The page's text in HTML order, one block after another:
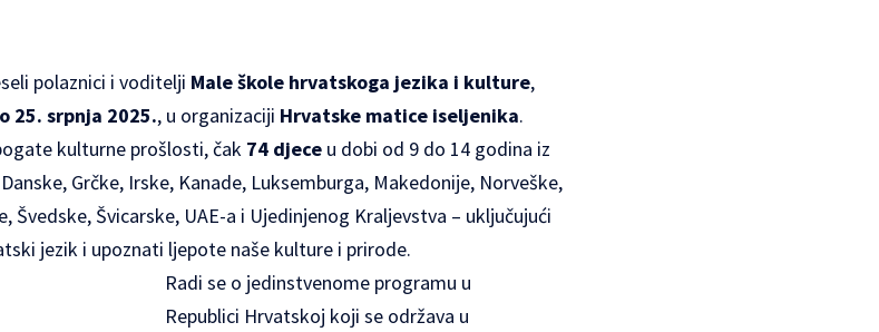
polaznici i voditelji Male škole hrvatskoga jezika i kulture,
25. srpnja 2025., u organizaciji Hrvatske matice iseljenika.
kulturne prošlosti, čak 74 djece u dobi od 9 do 14 godina iz
Grčke, Irske, Kanade, Luksemburga, Makedonije, Norveške,
Švedske, Švicarske, UAE-a i Ujedinjenog Kraljevstva – uključujući
jezik i upoznati ljepote naše kulture i prirode.
Radi se o jedinstvenome programu u
Republici Hrvatskoj koji se održava u